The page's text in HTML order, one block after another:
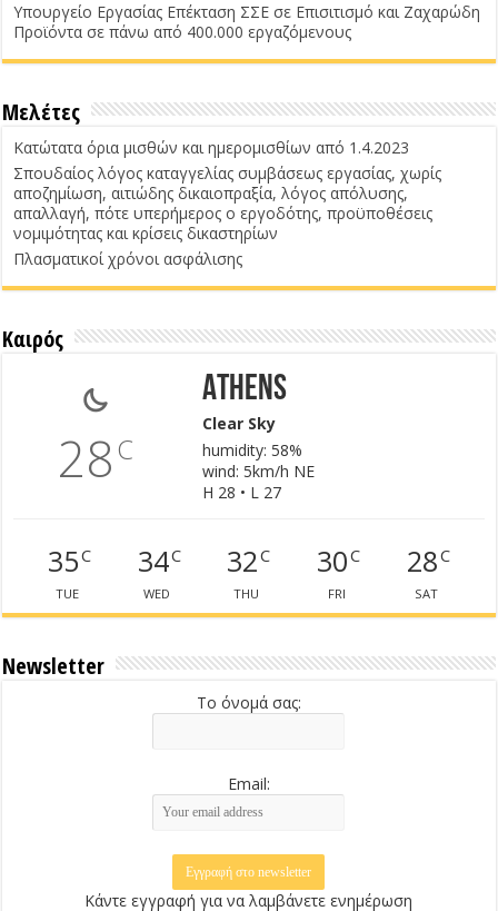
Υπουργείο Εργασίας Επέκταση ΣΣΕ σε Επισιτισμό και Ζαχαρώδη
Προϊόντα σε πάνω από 400.000 εργαζόμενους
Μελέτες
Κατώτατα όρια μισθών και ημερομισθίων από 1.4.2023
Σπουδαίος λόγος καταγγελίας συμβάσεως εργασίας, χωρίς
αποζημίωση, αιτιώδης δικαιοπραξία, λόγος απόλυσης,
απαλλαγή, πότε υπερήμερος ο εργοδότης, προϋποθέσεις
νομιμότητας και κρίσεις δικαστηρίων
Πλασματικοί χρόνοι ασφάλισης
Καιρός
28C
Athens
Clear Sky
humidity: 58%
wind: 5km/h NE
H 28 • L 27
35C
TUE
34C
WED
32C
THU
30C
FRI
28C
SAT
Newsletter
Το όνομά σας:
Email:
Κάντε εγγραφή για να λαμβάνετε ενημέρωση